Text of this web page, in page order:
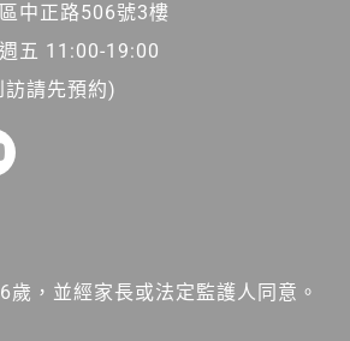
中正路506號3樓
五 11:00-19:00
請先預約)
，並經家長或法定監護人同意。